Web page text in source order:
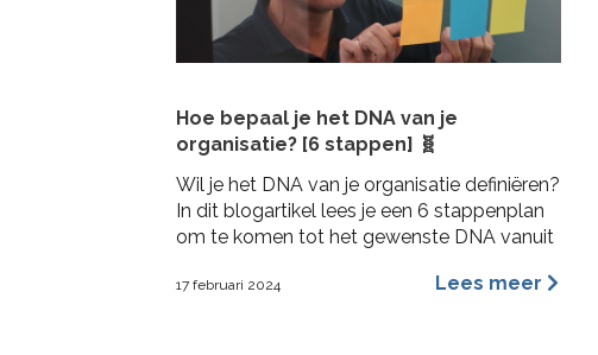
Hoe bepaal je het DNA van je
organisatie? [6 stappen] 🧬
Wil je het DNA van je organisatie definiëren?
In dit blogartikel lees je een 6 stappenplan
om te komen tot het gewenste DNA vanuit
17 februari 2024 Lees meer